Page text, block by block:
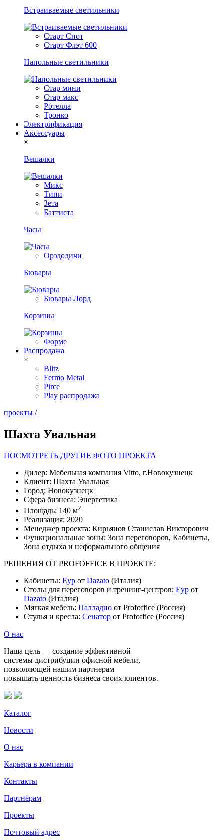
Встраиваемые светильники
Старт Спот
Старт Флэт 600
Напольные светильники
Стар мини
Стар макс
Ротелла
Тронко
Электрификация
Аксессуары
×
Вешалки
Микс
Типи
Зета
Баттиста
Часы
Орэдодичи
Бювары
Бювары Лорд
Корзины
Форме
Распродажа
×
Blitz
Fermo Metal
Pirce
Play распродажа
проекты /
Шахта Увальная
ПОСМОТРЕТЬ ДРУГИЕ ФОТО ПРОЕКТА
Дилер: Мебельная компания Vitto, г.Новокузнецк
Клиент: Шахта Увальная
Город: Новокузнецк
Сфера бизнеса: Энергетика
Площадь: 140 м2
Реализация: 2020
Менеджер проекта: Кирьянов Станислав Викторович
Функциональные зоны: Зона переговоров, Кабинеты,
Зона отдыха и неформального общения
РЕШЕНИЯ ОТ PROFOFFICE В ПРОЕКТЕ:
Кабинеты: Еур от Dazato (Италия)
Столы для переговоров и тренинг-центров: Еур от
Dazato (Италия)
Мягкая мебель: Палладио от Profoffice (Россия)
Стулья и кресла: Сенатор от Profoffice (Россия)
О нас
Наша цель — создание эффективной
системы дистрибуции офисной мебели,
позволяющей нашим партнерам
повышать ценность бизнеса своих клиентов.
Каталог
Новости
О нас
Карьера в компании
Контакты
Партнёрам
Проекты
Почтовый адрес